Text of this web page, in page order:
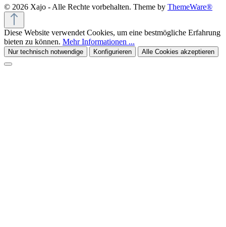
© 2026 Xajo - Alle Rechte vorbehalten. Theme by ThemeWare®
Diese Website verwendet Cookies, um eine bestmögliche Erfahrung
bieten zu können. Mehr Informationen ...
Nur technisch notwendige Konfigurieren Alle Cookies akzeptieren